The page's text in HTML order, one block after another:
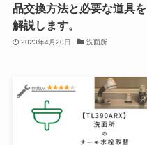
品交換方法と必要な道具を
解説します。
2023年4月20日 洗面所